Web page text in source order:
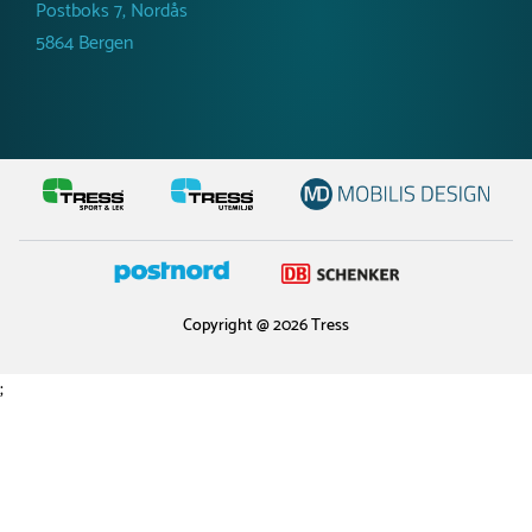
Postboks 7, Nordås
5864 Bergen
Copyright @ 2026 Tress
;